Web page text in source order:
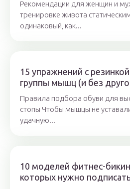
Рекомендации для женщин и
тренировке живота
одинаковый, как...
15 упражнений с
группы мышц (и без
Правила подбора обуви для
стопы Чтобы мышцы не
удачную...
10 моделей фитнес-
которых нужно